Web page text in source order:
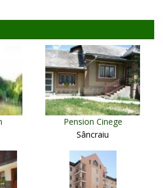
Pension Cinege
Sâncraiu